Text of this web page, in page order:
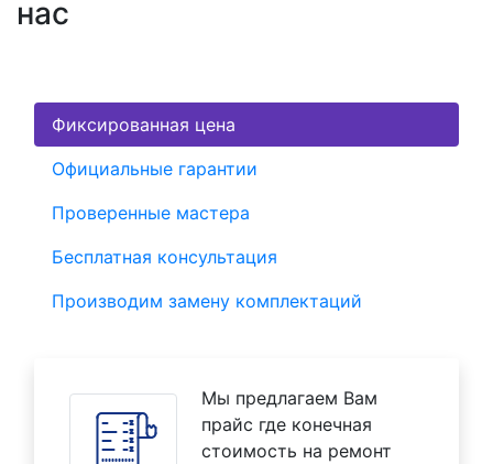
нас
Фиксированная цена
Официальные гарантии
Проверенные мастера
Бесплатная консультация
Производим замену комплектаций
Мы предлагаем Вам
прайс где конечная
стоимость на ремонт